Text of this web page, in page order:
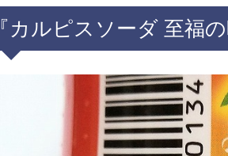
『カルピスソーダ 至福